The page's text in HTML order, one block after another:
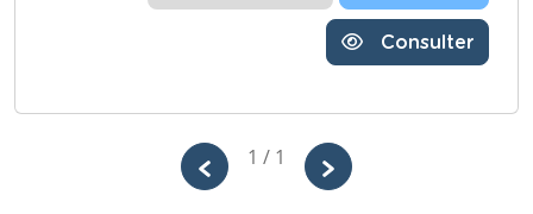
Consulter
1 / 1